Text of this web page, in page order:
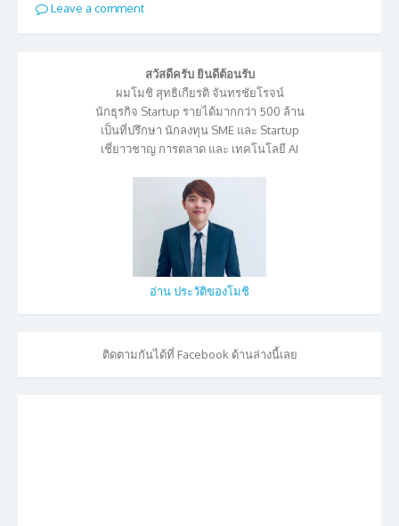
Leave a comment
สวัสดีครับ ยินดีต้อนรับ
ผมโมชิ สุทธิเกียรติ จันทรชัยโรจน์
นักธุรกิจ Startup รายได้มากกว่า 500 ล้าน
เป็นที่ปรึกษา นักลงทุน SME และ Startup
เชี่ยาวชาญ การตลาด และ เทคโนโลยี AI
อ่าน ประวัติของโมชิ
ติดตามกันได้ที่ Facebook ด้านล่างนี้เลย